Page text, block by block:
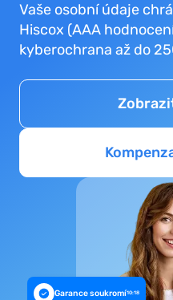
Vaše osobní údaje
Hiscox (AAA
kyberochrana až do
Garance soukromí10:18